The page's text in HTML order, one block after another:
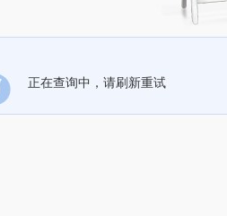
正在查询中，请刷新重试